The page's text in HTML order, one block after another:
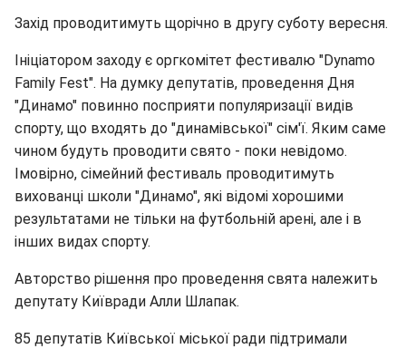
Захід проводитимуть щорічно в другу суботу вересня.
Ініціатором заходу є оргкомітет фестивалю "Dynamo
Family Fest". На думку депутатів, проведення Дня
"Динамо" повинно посприяти популяризації видів
спорту, що входять до "динамівської" сім'ї. Яким саме
чином будуть проводити свято - поки невідомо.
Імовірно, сімейний фестиваль проводитимуть
вихованці школи "Динамо", які відомі хорошими
результатами не тільки на футбольній арені, але і в
інших видах спорту.
Авторство рішення про проведення свята належить
депутату Київради Алли Шлапак.
85 депутатів Київської міської ради підтримали